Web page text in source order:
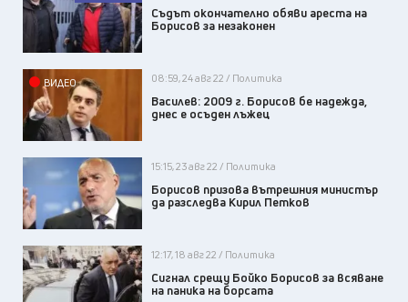
Съдът окончателно обяви ареста на
Борисов за незаконен
ВИДЕО 08:59, 24 авг 22 / Политика
Василев: 2009 г. Борисов бе надежда,
днес е осъден лъжец
15:15, 23 авг 22 / Политика
Борисов призова вътрешния министър
да разследва Кирил Петков
12:17, 18 авг 22 / Политика
Сигнал срещу Бойко Борисов за всяване
на паника на борсата